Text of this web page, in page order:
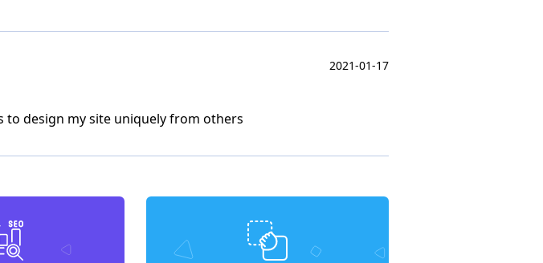
2021-01-17
to design my site uniquely from others